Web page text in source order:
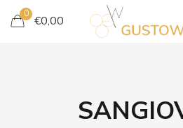
0 €0,00